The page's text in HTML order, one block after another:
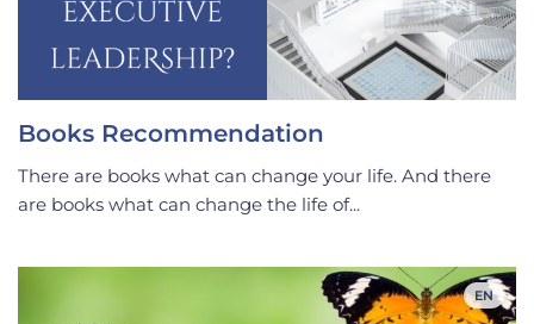
Books Recommendation
There are books what can change your life. And there
are books what can change the life of...
EN